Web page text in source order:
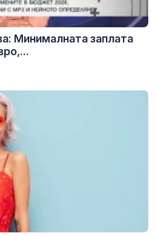
Минималната заплата